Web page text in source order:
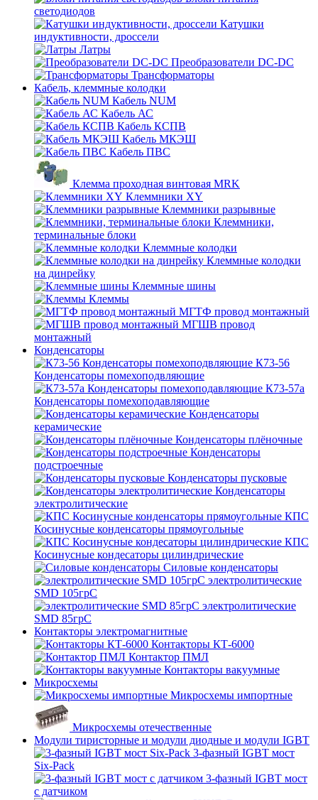
светодиодов
Катушки
индуктивности, дроссели
Латры
Преобразователи DC-DC
Трансформаторы
Кабель, клеммные колодки
Кабель NUM
Кабель АС
Кабель КСПВ
Кабель МКЭШ
Кабель ПВС
Клемма проходная винтовая MRK
Клеммники XY
Клеммники разрывные
Клеммники,
терминальные блоки
Клеммные колодки
Клеммные колодки
на динрейку
Клеммные шины
Клеммы
МГТФ провод монтажный
МГШВ провод
монтажный
Конденсаторы
К73-56
Конденсаторы помехоподвляющие
К73-57а
Конденсаторы помехоподавляющие
Конденсаторы
керамические
Конденсаторы плёночные
Конденсаторы
подстроечные
Конденсаторы пусковые
Конденсаторы
электролитические
КПС
Косинусные конденсаторы прямоугольные
КПС
Косинусные кондесаторы цилиндрические
Силовые конденсаторы
электролитические
SMD 105грС
электролитические
SMD 85грС
Контакторы электромагнитные
Контакторы КТ-6000
Контактор ПМЛ
Контакторы вакуумные
Микросхемы
Микросхемы импортные
Микросхемы отечественные
Модули тиристорные и модули диодные и модули IGBT
3-фазный IGBT мост
Six-Pack
3-фазный IGBT мост
с датчиком